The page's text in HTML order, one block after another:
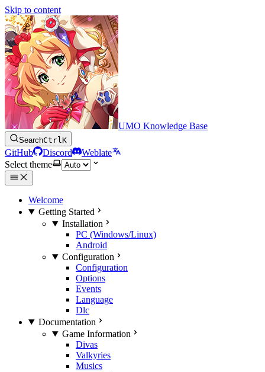
Skip to content
UMO Knowledge Base
SearchCtrlK
GitHub Discord
Weblate
Select theme
Welcome
Getting Started
Installation
PC (Windows/Linux)
Android
Configuration
Configuration
Options
Events
Language
Dlc
Documentation
Game Information
Divas
Valkyries
Musics